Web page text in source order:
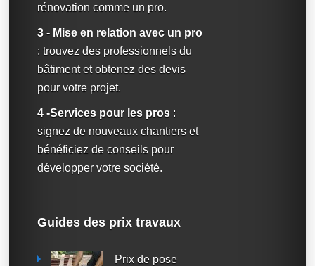
rénovation comme un pro.
3 - Mise en relation avec un pro
: trouvez des professionnels du
bâtiment et obtenez des devis
pour votre projet.
4 -Services pour les pros :
signez de nouveaux chantiers et
bénéficiez de conseils pour
développer votre société.
Guides des prix travaux
Prix de pose